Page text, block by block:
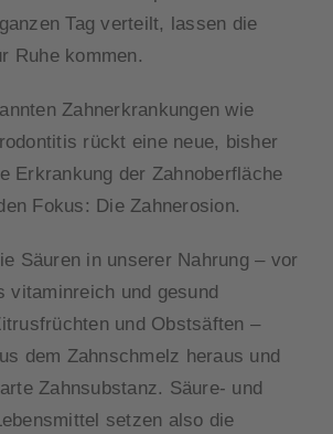
Tag verteilt, lassen die
Ruhe kommen.
Zahnerkrankungen wie
rückt eine neue, bisher
Erkrankung der Zahnoberfläche
Fokus: Die Zahnerosion.
Säuren in unserer Nahrung – vor
vitaminreich und gesund
und Obstsäften –
dem Zahnschmelz heraus und
Zahnsubstanz. Säure- und
setzen also die